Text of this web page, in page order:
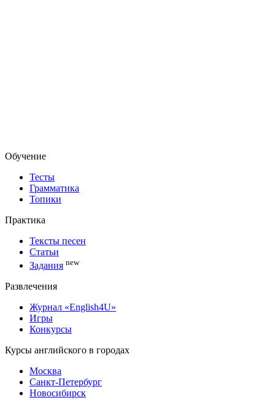
Обучение
Тесты
Грамматика
Топики
Практика
Тексты песен
Статьи
Задания new
Развлечения
Журнал «English4U»
Игры
Конкурсы
Курсы английского в городах
Москва
Санкт-Петербург
Новосибирск